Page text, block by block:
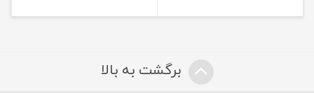
برگشت به بالا